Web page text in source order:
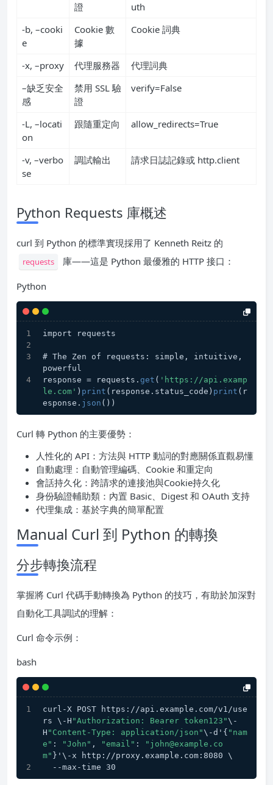
證
uth
-b, –cooki
e
Cookie 數
據
Cookie 詞典
-x, –proxy 代理服務器
代理詞典
–缺乏安全
感
禁用 SSL 驗
證
verify=False
-L, –locati
on
跟隨重定向 allow_redirects=True
-v, –verbo
se
調試輸出 請求日誌記錄或 http.client
Python Requests 庫概述
curl 到 Python 的標準實現採用了 Kenneth Reitz 的
requests 庫——這是 Python 最優雅的 HTTP 接口：
Python
import requests
# The Zen of requests: simple, intuitive,
powerful
response = requests. get ( 'https://api.examp
le.com' ) print (response.status_code) print (r
esponse. json ())
Curl 轉 Python 的主要優勢：
人性化的 API：方法與 HTTP 動詞的對應關係直觀易懂
自動處理：自動管理編碼、Cookie 和重定向
會話持久化：跨請求的連接池與Cookie持久化
身份驗證輔助類：內置 Basic、Digest 和 OAuth 支持
代理集成：基於字典的簡單配置
Manual Curl 到 Python 的轉換
分步轉換流程
掌握將 Curl 代碼手動轉換為 Python 的技巧，有助於加深對
自動化工具調試的理解：
Curl 命令示例：
bash
curl-X POST https://api.example.com/v1/use
rs \-H "Authorization: Bearer token123"\-
H "Content-Type: application/json"\-d'{ "nam
e" : "John" , "email" :
"john@example.co
m" }'\-x http://proxy.example.com:8080 \
  --max-time 30